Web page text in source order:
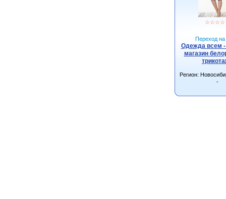
☆☆☆☆
Переход на
Одежда всем -
магазин
Регион:
-